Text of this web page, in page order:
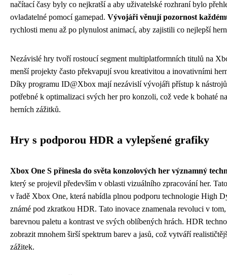
načítací časy byly co nejkratší a aby uživatelské rozhraní bylo
ovladatelné pomocí gamepad. Vývojáři věnují pozornost
rychlosti menu až po plynulost animací, aby zajistili co nejlepší
Nezávislé hry tvoří rostoucí segment multiplatformních titulů na
menší projekty často překvapují svou kreativitou a inovativními
Díky programu ID@Xbox mají nezávislí vývojáři přístup k
potřebné k optimalizaci svých her pro konzoli, což vede k bohaté
herních zážitků.
Hry s podporou HDR a vylepšené grafiky
Xbox One S přinesla do světa konzolových her významný
který se projevil především v oblasti vizuálního zpracování her.
v řadě Xbox One, která nabídla plnou podporu technologie High
známé pod zkratkou HDR. Tato inovace znamenala revoluci v
barevnou paletu a kontrast ve svých oblíbených hrách. HDR
zobrazit mnohem širší spektrum barev a jasů, což vytváří
zážitek.